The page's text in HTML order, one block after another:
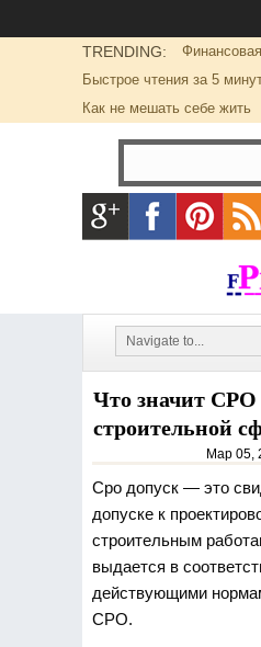
TRENDING:
Быстрое чтения за 5
Как не мешать себе жить
Что значит СРО
строительной
Мар 05,
Сро допуск — это
допуске к
строительным
выдается в
действующими
СРО.